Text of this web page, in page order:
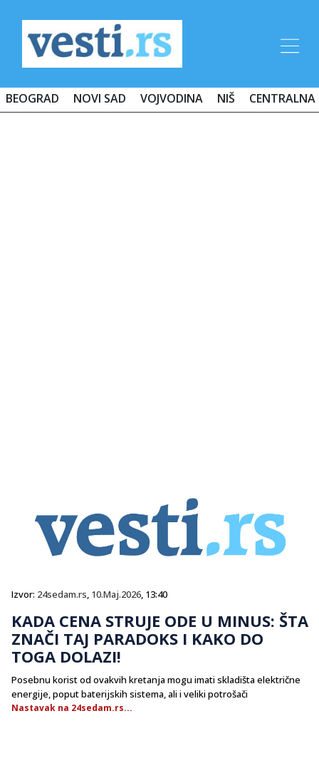
BEOGRAD NOVI SAD VOJVODINA NIŠ CENTRALNA
Izvor: 24sedam.rs, 10.Maj.2026, 13:40
KADA CENA STRUJE ODE U MINUS: ŠTA
ZNAČI TAJ PARADOKS I KAKO DO
TOGA DOLAZI!
Posebnu korist od ovakvih kretanja mogu imati skladišta električne
energije, poput baterijskih sistema, ali i veliki potrošači
Nastavak na 24sedam.rs...